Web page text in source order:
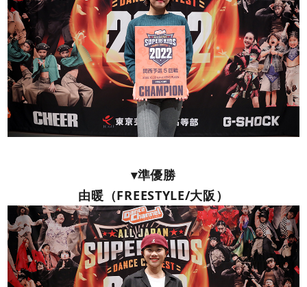
▾準優勝
由暖（FREESTYLE/大阪）